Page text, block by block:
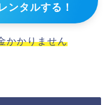
ンタルする！
かかりません